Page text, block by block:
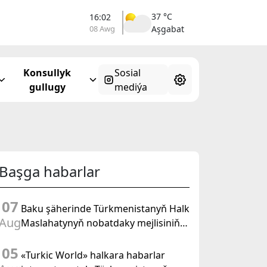
16:02
08 Awg
37 °C
Aşgabat
Konsullyk
gullugy
Sosial
mediýa
Başga habarlar
07 Baku şäherinde Türkmenistanyň Halk
Maslahatynyň nobatdaky mejlisiniň
hukugyň ýyly, 2028» atly
05 «Turkic World» halkara habarlar